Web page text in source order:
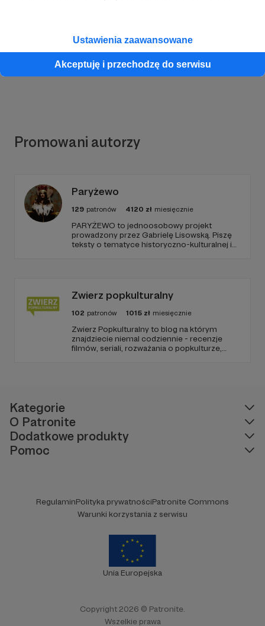
Ustawienia zaawansowane
Akceptuję i przechodzę do serwisu
Dziś na naszej stronie opublikowaliśmy listę Patronek i
Patronów „Chiduszu". Serdecznie dziękujemy!
Promowani autorzy
Paryżewo
129 patronów 4120 zł miesięcznie
PARYŻEWO to jednoosobowy projekt
prowadzony przez Gabrielę Lisowską. Piszę
teksty o tematyce historyczno-kulturalnej i
Zwierz popkulturalny
102 patronów 1015 zł miesięcznie
Zwierz Popkulturalny to blog na którym
znajdziecie niemal codziennie - recenzje
filmów, seriali, rozważania o popkulturze,
Kategorie
O Patronite
Dodatkowe produkty
Pomoc
RegulaminPolityka prywatnościPatronite Commons
Warunki korzystania z serwisu
Unia Europejska
Copyright 2026 © Patronite.
Wszelkie prawa